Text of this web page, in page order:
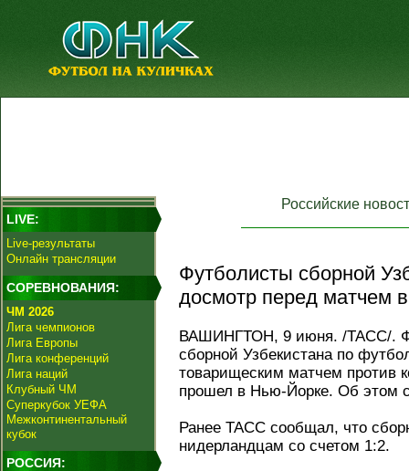
LIVE:
Live-результаты
Онлайн трансляции
СОРЕВНОВАНИЯ:
ЧМ 2026
Лига чемпионов
Лига Европы
Лига конференций
Лига наций
Клубный ЧМ
Суперкубок УЕФА
Межконтинентальный
кубок
РОССИЯ:
Российские
Футболисты сборной
досмотр перед матчем
ВАШИНГТОН, 9 июня. /ТАСС/.
сборной Узбекистана по
товарищеским матчем против
прошел в Нью-Йорке. Об этом
Ранее ТАСС сообщал, что
нидерландцам со счетом 1:2.